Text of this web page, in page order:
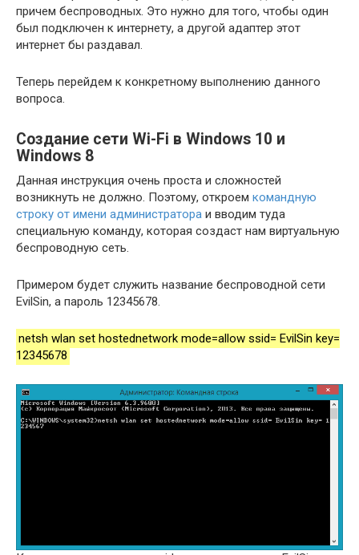
причем беспроводных. Это нужно для того, чтобы один
был подключен к интернету, а другой адаптер этот
интернет бы раздавал.
Теперь перейдем к конкретному выполнению данного
вопроса.
Создание сети Wi-Fi в Windows 10 и
Windows 8
Данная инструкция очень проста и сложностей
возникнуть не должно. Поэтому, откроем командную
строку от имени администратора и вводим туда
специальную команду, которая создаст нам виртуальную
беспроводную сеть.
Примером будет служить название беспроводной сети
EvilSin, а пароль 12345678.
netsh wlan set hostednetwork mode=allow ssid= EvilSin key=
12345678